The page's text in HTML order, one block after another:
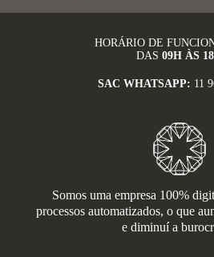
HORÁRIO DE
DAS 09H ÀS
SAC WHATSAPP: 11
Somos uma empresa 100%
processos automatizados, o que
e diminuí a